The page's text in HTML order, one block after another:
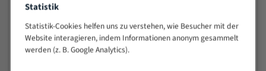
Widerstandsfähig gegen Zahnbruch auch bei
schwierigen Werkstücken (Materialmischung,
wechselnde Verbindungslängen)
Sehr geringe Vibration
Statistik
Statistik-Cookies helfen uns zu verstehen, wie Besucher mit der
Website interagieren, indem Informationen anonym gesammelt
werden (z. B. Google Analytics).